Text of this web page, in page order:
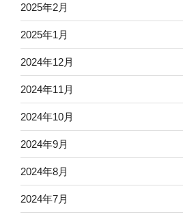
2025年2月
2025年1月
2024年12月
2024年11月
2024年10月
2024年9月
2024年8月
2024年7月